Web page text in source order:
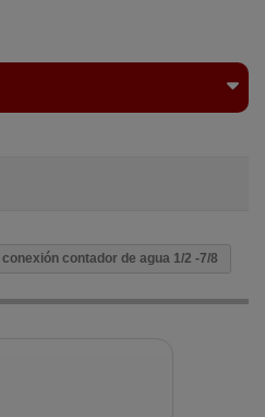
conexión contador de agua 1/2 -7/8